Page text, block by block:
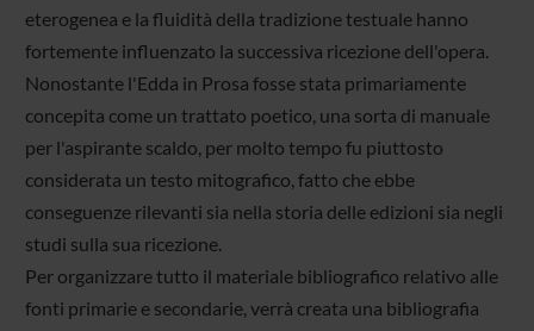
eterogenea e la fluidità della tradizione testuale hanno
fortemente influenzato la successiva ricezione dell'opera.
Nonostante l'Edda in Prosa fosse stata primariamente
concepita come un trattato poetico, una sorta di manuale
per l'aspirante scaldo, per molto tempo fu piuttosto
considerata un testo mitografico, fatto che ebbe
conseguenze rilevanti sia nella storia delle edizioni sia negli
studi sulla sua ricezione.
Per organizzare tutto il materiale bibliografico relativo alle
fonti primarie e secondarie, verrà creata una bibliografia